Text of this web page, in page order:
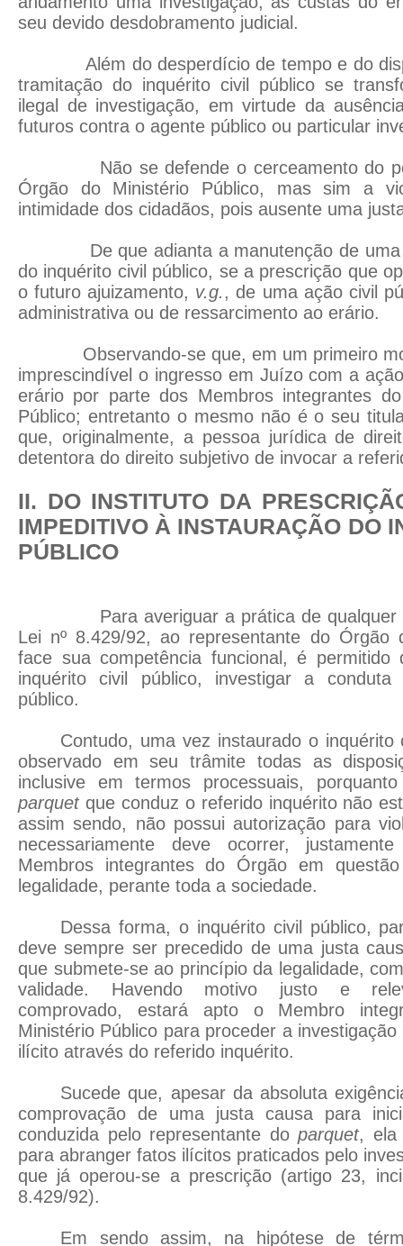
seu devido desdobramento judicial.
Além do desperdício de tempo e do
tramitação do inquérito civil público se
ilegal de investigação, em virtude da
futuros contra o agente público ou particular
Não se defende o cerceamento do
Órgão do Ministério Público, mas sim a
intimidade dos cidadãos, pois ausente uma
De que adianta a manutenção de uma
do inquérito civil público, se a prescrição que
o futuro ajuizamento, v.g. , de uma ação civil
administrativa ou de ressarcimento ao erário.
Observando-se que, em um primeiro
imprescindível o ingresso em Juízo com a
erário por parte dos Membros integrantes
Público; entretanto o mesmo não é o seu
que, originalmente, a pessoa jurídica de
detentora do direito subjetivo de invocar a
II. DO INSTITUTO DA
IMPEDITIVO À INSTAURAÇÃO DO
PÚBLICO
Para averiguar a prática de qualquer
Lei nº 8.429/92, ao representante do Órgão
face sua competência funcional, é
inquérito civil público, investigar a conduta
público.
Contudo, uma vez instaurado o inquérito
observado em seu trâmite todas as
inclusive em termos processuais,
parquet que conduz o referido inquérito não
assim sendo, não possui autorização para
necessariamente deve ocorrer,
Membros integrantes do Órgão em
legalidade, perante toda a sociedade.
Dessa forma, o inquérito civil público,
deve sempre ser precedido de uma justa
que submete-se ao princípio da legalidade,
validade. Havendo motivo justo e
comprovado, estará apto o Membro
Ministério Público para proceder a
ilícito através do referido inquérito.
Sucede que, apesar da absoluta
comprovação de uma justa causa para
conduzida pelo representante doparquet, ela
para abranger fatos ilícitos praticados pelo
que já operou-se a prescrição (artigo 23,
8.429/92).
Em sendo assim, na hipótese de